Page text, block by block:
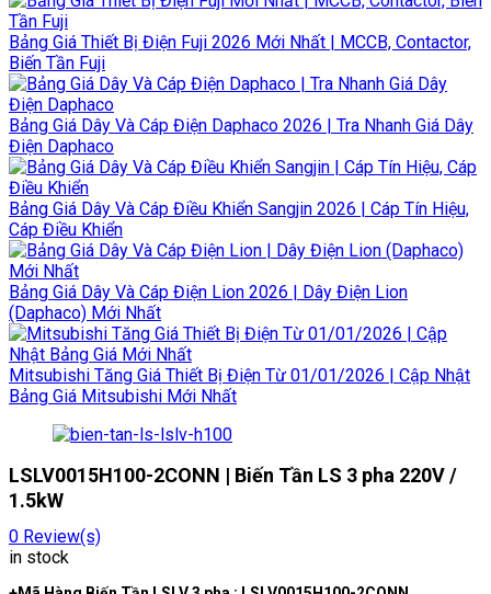
Bảng Giá Thiết Bị Điện Fuji 2026 Mới Nhất | MCCB, Contactor,
Biến Tần Fuji
Bảng Giá Dây Và Cáp Điện Daphaco 2026 | Tra Nhanh Giá Dây
Điện Daphaco
Bảng Giá Dây Và Cáp Điều Khiển Sangjin 2026 | Cáp Tín Hiệu,
Cáp Điều Khiển
Bảng Giá Dây Và Cáp Điện Lion 2026 | Dây Điện Lion
(Daphaco) Mới Nhất
Mitsubishi Tăng Giá Thiết Bị Điện Từ 01/01/2026 | Cập Nhật
Bảng Giá Mitsubishi Mới Nhất
LSLV0015H100-2CONN | Biến Tần LS 3 pha 220V /
1.5kW
0 Review(s)
in stock